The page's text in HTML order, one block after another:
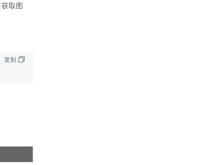
获取图
复制